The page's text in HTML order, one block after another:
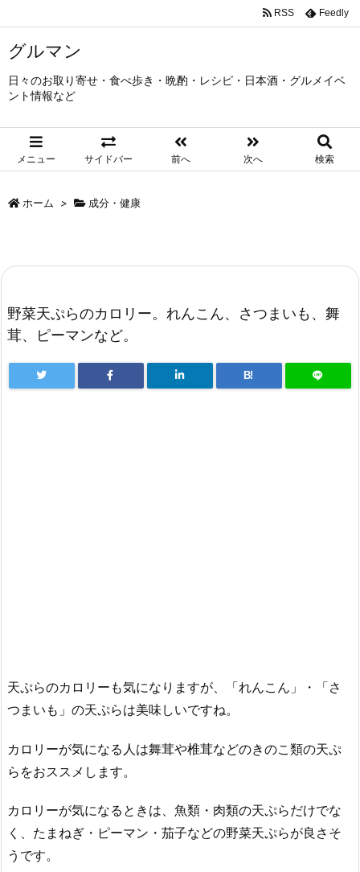
グルマン
日々のお取り寄せ・食べ歩き・晩酌・レシピ・日本酒・グルメイベ
ント情報など
メニュー サイドバー 前へ 次へ 検索
RSS Feedly
ホーム > 成分・健康
野菜天ぷらのカロリー。れんこん、さつまいも、舞
茸、ピーマンなど。
B!
天ぷらのカロリーも気になりますが、「れんこん」・「さ
つまいも」の天ぷらは美味しいですね。
カロリーが気になる人は舞茸や椎茸などのきのこ類の天ぷ
らをおススメします。
カロリーが気になるときは、魚類・肉類の天ぷらだけでな
く、たまねぎ・ピーマン・茄子などの野菜天ぷらが良さそ
うです。